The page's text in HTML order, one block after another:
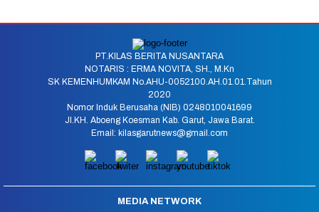
PT.KILAS BERITA NUSANTARA
NOTARIS : ERMA NOVITA, SH., M.Kn
SK KEMENHUMKAM No.AHU-0052100.AH.01.01.Tahun
2020
Nomor Induk Berusaha (NIB) 0248010041699
Jl.KH. Aboeng Koesman Kab. Garut, Jawa Barat.
Email: kilasgarutnews@gmail.com
MEDIA NETWORK